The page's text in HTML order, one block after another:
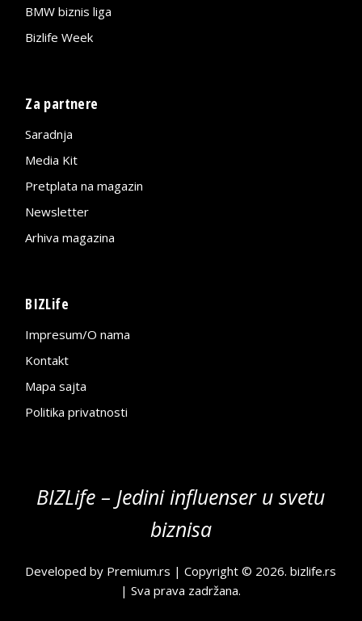
BMW biznis liga
Bizlife Week
Za partnere
Saradnja
Media Kit
Pretplata na magazin
Newsletter
Arhiva magazina
BIZLife
Impresum/O nama
Kontakt
Mapa sajta
Politika privatnosti
BIZLife – Jedini influenser u svetu
biznisa
Developed by Premium.rs | Copyright © 2026.bizlife.rs
| Sva prava zadržana.